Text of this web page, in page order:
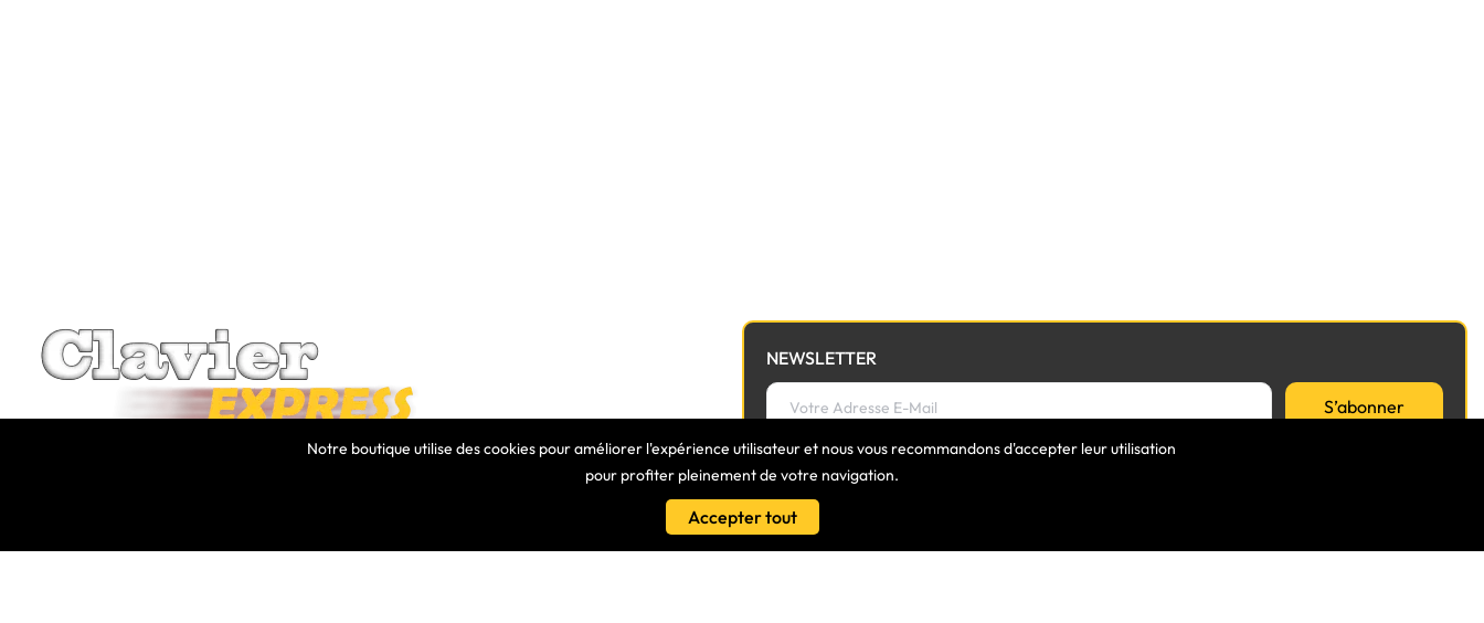
Notre boutique utilise des cookies pour améliorer l'expérience utilisateur et nous vous recommandons d'accepter leur utilisation
pour profiter pleinement de votre navigation.
Accepter tout
NEWSLETTER
S’abonner
LIENS